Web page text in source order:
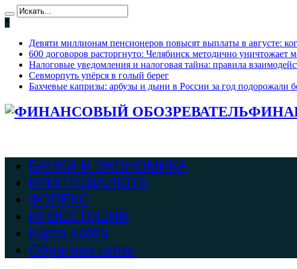
*
Девяти миллионам пенсионеров повысят выплаты в августе:
600 договоров расторгнуто: Челябинск методично
Налоговые уведомления и налоговая тайна: правила
Севморпуть упёрся в голый берег
Бахчевые капризы: арбузы и дыни в России за год подорожали
БАНКИ И ЭКОНОМИКА
КРИПТОВАЛЮТА
ФОРЕКС
ИНВЕСТИЦИИ
Карта сайта
Обратная связь